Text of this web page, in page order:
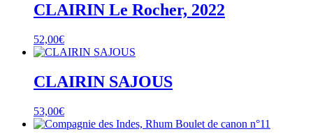
CLAIRIN Le Rocher, 2022
52,00€
CLAIRIN SAJOUS
53,00€